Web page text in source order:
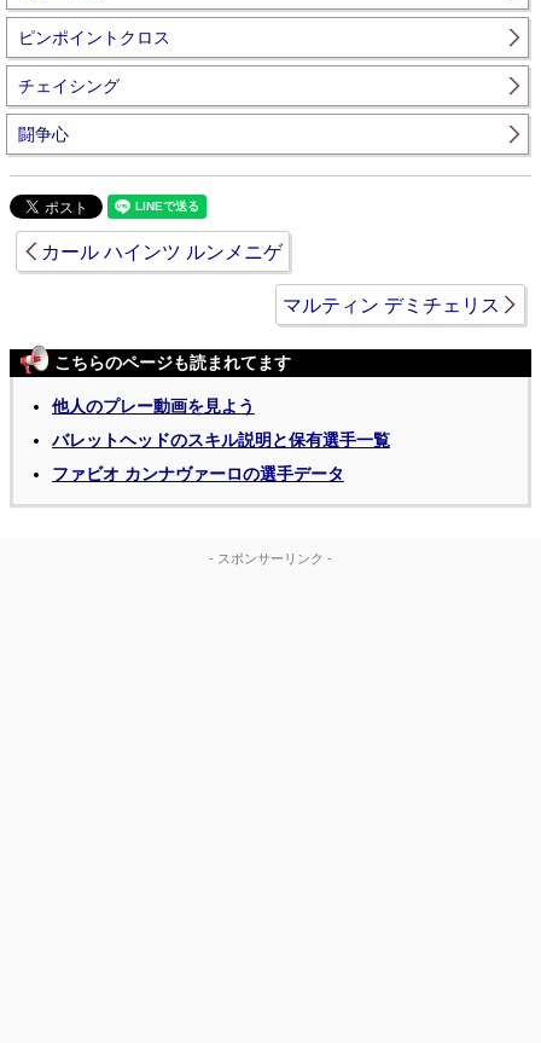
ピンポイントクロス
チェイシング
闘争心
カール ハインツ ルンメニゲ
マルティン デミチェリス
こちらのページも読まれてます
他人のプレー動画を見よう
バレットヘッドのスキル説明と保有選手一覧
ファビオ カンナヴァーロの選手データ
- スポンサーリンク -